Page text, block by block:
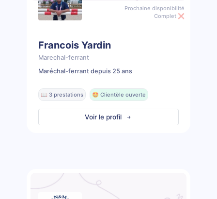
Prochaine disponibilité
Complet ❌
Francois Yardin
Marechal-ferrant
Maréchal-ferrant depuis 25 ans
📖 3 prestations 🤩 Clientèle ouverte
Voir le profil